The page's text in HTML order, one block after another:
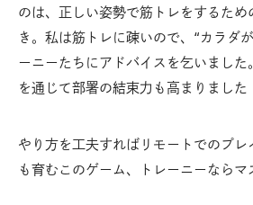
のは、正しい姿勢で筋トレをするため
き。私は筋トレに疎いので、“カラダ
ーニーたちにアドバイスを乞いまし
を通じて部署の結束力も高まりました
やり方を工夫すればリモートでのプ
も育むこのゲーム、トレーニーならマ